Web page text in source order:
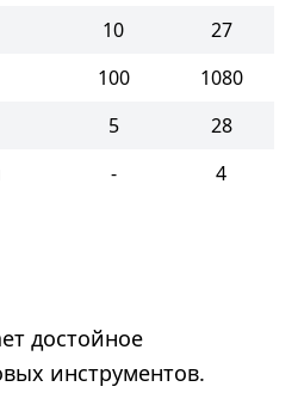
10
27
100
1080
5
28
- 4
достойное
инструментов.